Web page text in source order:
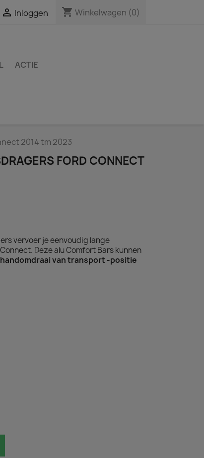
 Inloggen shopping_cart Winkelwagen (0)
ACTIE
2014 tm 2023
FORD CONNECT
vervoer je eenvoudig lange
Deze alu Comfort Bars kunnen
handomdraai van transport -positie